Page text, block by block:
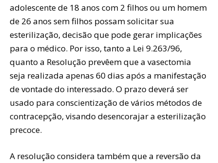
adolescente de 18 anos com 2 filhos ou um homem
de 26 anos sem filhos possam solicitar sua
esterilização, decisão que pode gerar implicações
para o médico. Por isso, tanto a Lei 9.263/96,
quanto a Resolução prevêem que a vasectomia
seja realizada apenas 60 dias após a manifestação
de vontade do interessado. O prazo deverá ser
usado para conscientização de vários métodos de
contracepção, visando desencorajar a esterilização
precoce.
A resolução considera também que a reversão da